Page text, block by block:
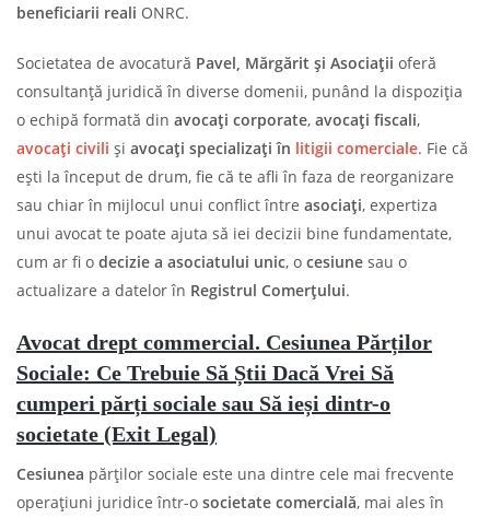
beneficiarii reali ONRC.
Societatea de avocatură Pavel, Mărgărit și Asociații oferă
consultanță juridică în diverse domenii, punând la dispoziția
o echipă formată din avocați corporate, avocați fiscali,
avocați civili și avocați specializați în litigii comerciale. Fie că
ești la început de drum, fie că te afli în faza de reorganizare
sau chiar în mijlocul unui conflict între asociați, expertiza
unui avocat te poate ajuta să iei decizii bine fundamentate,
cum ar fi o decizie a asociatului unic, o cesiune sau o
actualizare a datelor în Registrul Comerțului.
Avocat drept commercial. Cesiunea Părților
Sociale: Ce Trebuie Să Știi Dacă Vrei Să
cumperi părți sociale sau Să ieși dintr-o
societate (Exit Legal)
Cesiunea părților sociale este una dintre cele mai frecvente
operațiuni juridice într-o societate comercială, mai ales în